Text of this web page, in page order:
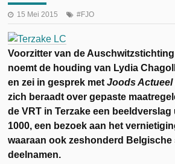
15 Mei 2015 FJO
Voorzitter van de
noemt de houding van Lydia
en zei in gesprek metJoods Actueel
zich beraadt over gepaste
de VRT in Terzake een
1000, een bezoek aan het
waaraan ook zeshonderd Belgische
deelnamen.